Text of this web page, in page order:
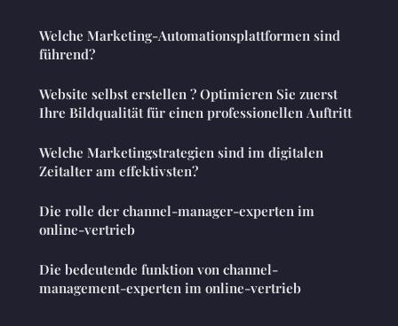
Welche Marketing-Automationsplattformen sind
führend?
Website selbst erstellen ? Optimieren Sie zuerst
Ihre Bildqualität für einen professionellen Auftritt
Welche Marketingstrategien sind im digitalen
Zeitalter am effektivsten?
Die rolle der channel-manager-experten im
online-vertrieb
Die bedeutende funktion von channel-
management-experten im online-vertrieb